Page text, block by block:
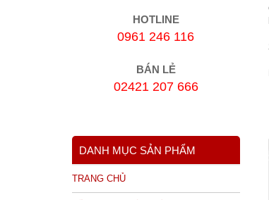
HOTLINE
0961 246 116
BÁN LẺ
02421 207 666
DANH MỤC SẢN PHẨM
TRANG CHỦ